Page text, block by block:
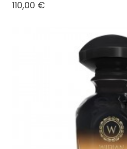
110,00 €Prezzo